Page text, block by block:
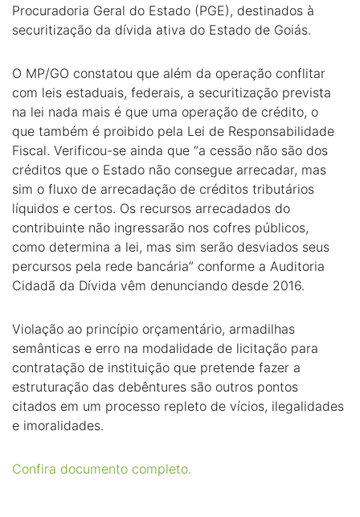
Procuradoria Geral do Estado (PGE), destinados à
securitização da dívida ativa do Estado de Goiás.
O MP/GO constatou que além da operação conflitar
com leis estaduais, federais, a securitização prevista
na lei nada mais é que uma operação de crédito, o
que também é proibido pela Lei de Responsabilidade
Fiscal. Verificou-se ainda que “a cessão não são dos
créditos que o Estado não consegue arrecadar, mas
sim o fluxo de arrecadação de créditos tributários
líquidos e certos. Os recursos arrecadados do
contribuinte não ingressarão nos cofres públicos,
como determina a lei, mas sim serão desviados seus
percursos pela rede bancária” conforme a Auditoria
Cidadã da Dívida vêm denunciando desde 2016.
Violação ao princípio orçamentário, armadilhas
semânticas e erro na modalidade de licitação para
contratação de instituição que pretende fazer a
estruturação das debêntures são outros pontos
citados em um processo repleto de vícios, ilegalidades
e imoralidades.
Confira documento completo.